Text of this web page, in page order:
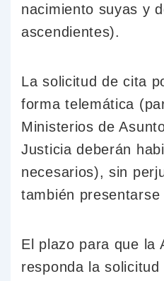
nacimiento suyas y
ascendientes).
La solicitud de cita
forma telemática
Ministerios de
Justicia deberán
necesarios), sin
también
El plazo para que la
responda la